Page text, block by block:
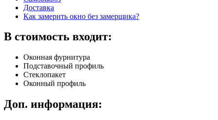
Доставка
Как замерить окно без замерщика?
В стоимость входит:
Оконная фурнитура
Подставочный профиль
Стеклопакет
Оконный профиль
Доп. информация: